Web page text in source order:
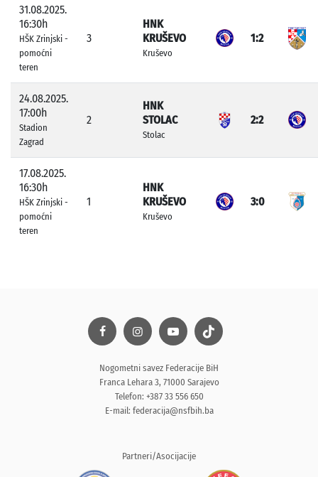
31.08.2025.
16:30h
HŠK Zrinjski -
pomoćni
teren
3
HNK
KRUŠEVO
Kruševo
1:2
24.08.2025.
17:00h
Stadion
Zagrad
2
HNK
STOLAC
Stolac
2:2
17.08.2025.
16:30h
HŠK Zrinjski -
pomoćni
teren
1
HNK
KRUŠEVO
Kruševo
3:0
Nogometni savez Federacije BiH
Franca Lehara 3, 71000 Sarajevo
Telefon: +387 33 556 650
E-mail: federacija@nsfbih.ba
Partneri/Asocijacije